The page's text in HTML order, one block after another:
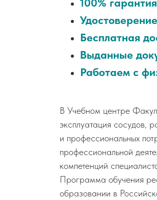
Бесплатная
Выданные
Работаем с
В Учебном центре
эксплуатация сосудов,
и профессиональных
профессиональной
компетенций
Программа обучения
образовании в